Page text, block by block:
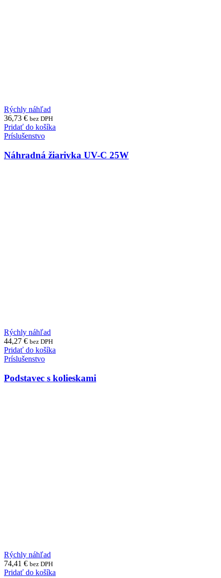
Rýchly náhľad
36,73 € bez DPH
Pridať do košíka
Príslušenstvo
Náhradná žiarivka UV-C 25W
Rýchly náhľad
44,27 € bez DPH
Pridať do košíka
Príslušenstvo
Podstavec s kolieskami
Rýchly náhľad
74,41 € bez DPH
Pridať do košíka